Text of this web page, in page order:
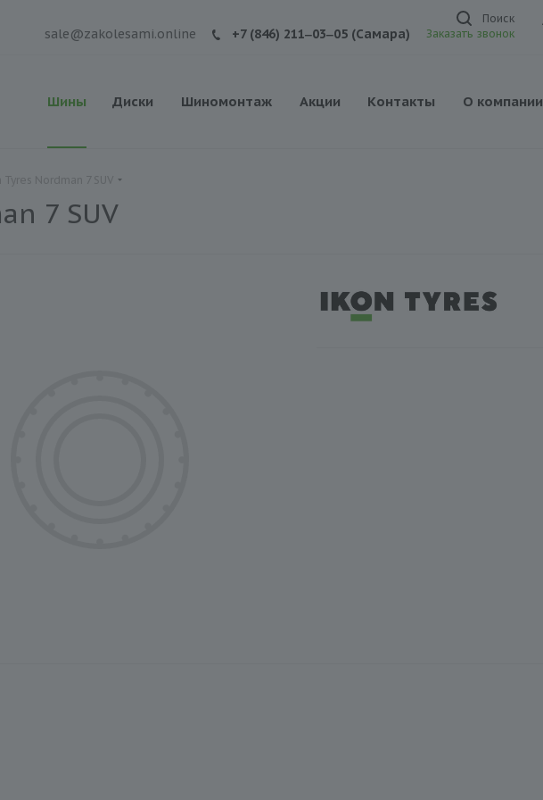
Поиск
sale@zakolesami.online +7 (846) 211‒03‒05 (Самара) Заказать звонок
Шины Диски Шиномонтаж Акции Контакты О компании
7 SUV